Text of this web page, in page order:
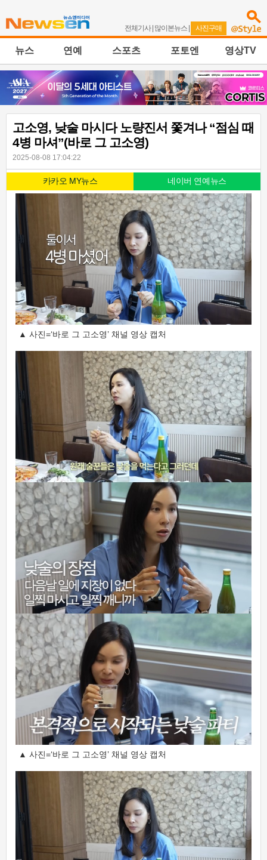
전체기사| 많이본뉴스 | 사진구매
뉴스 연예 스포츠 포토엔 영상TV
고소영, 낮술 마시다 노량진서 쫓겨나 “점심 때
4병 마셔”(바로 그 고소영)
2025-08-08 17:04:22
카카오 MY뉴스 네이버 연예뉴스
▲ 사진=‘바로 그 고소영’ 채널 영상 캡처
▲ 사진=‘바로 그 고소영’ 채널 영상 캡처